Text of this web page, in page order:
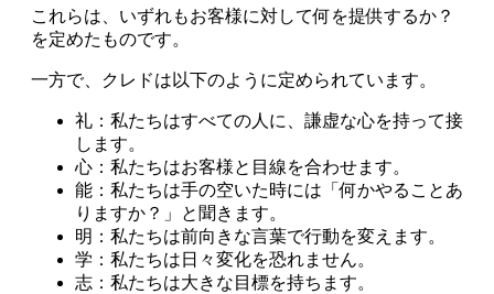
これらは、いずれもお客様に対して何を提供するか？
を定めたものです。
一方で、クレドは以下のように定められています。
礼：私たちはすべての人に、謙虚な心を持って接
します。
心：私たちはお客様と目線を合わせます。
能：私たちは手の空いた時には「何かやることあ
りますか？」と聞きます。
明：私たちは前向きな言葉で行動を変えます。
学：私たちは日々変化を恐れません。
志：私たちは大きな目標を持ちます。